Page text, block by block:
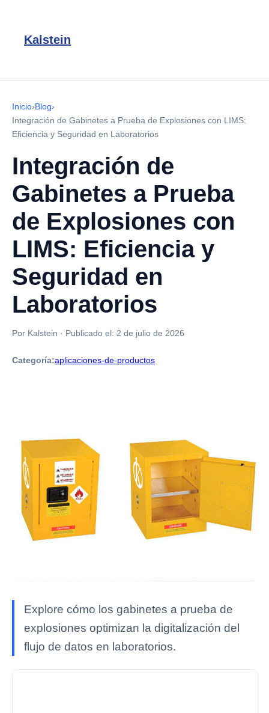
Kalstein
Inicio›Blog›
Integración de Gabinetes a Prueba de Explosiones con LIMS:
Eficiencia y Seguridad en Laboratorios
Integración de
Gabinetes a Prueba
de Explosiones con
LIMS: Eficiencia y
Seguridad en
Laboratorios
Por Kalstein · Publicado el: 2 de julio de 2026
Categoría:aplicaciones-de-productos
Explore cómo los gabinetes a prueba de
explosiones optimizan la digitalización del
flujo de datos en laboratorios.